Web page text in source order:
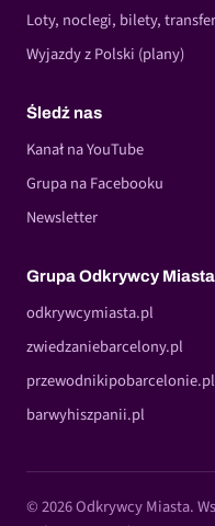
Loty, noclegi, bilety,
Wyjazdy z Polski (plany)
Śledź nas
Kanał na YouTube
Grupa na Facebooku
Newsletter
Grupa Odkrywcy Miasta
odkrywcymiasta.pl
zwiedzaniebarcelony.pl
przewodnikipobarcelonie.pl
barwyhiszpanii.pl
© 2026 Odkrywcy Miasta.